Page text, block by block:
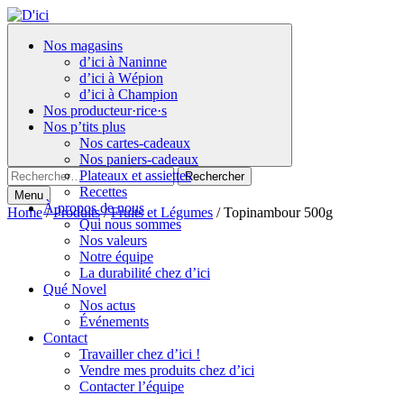
Skip
to
Nos magasins
d’ici à Naninne
d’ici à Wépion
d’ici à Champion
Nos producteur·rice·s
Nos p’tits plus
Nos cartes-cadeaux
Nos paniers-cadeaux
Plateaux et assiettes
Recettes
À propos de nous
Qui nous sommes
Nos valeurs
Notre équipe
La durabilité chez d’ici
Qué Novel
Nos actus
Événements
Contact
Travailler chez d’ici !
Vendre mes produits chez d’ici
Contacter l’équipe
Rechercher :
Menu
Home/Produits/Fruits et Légumes / Topinambour 500g